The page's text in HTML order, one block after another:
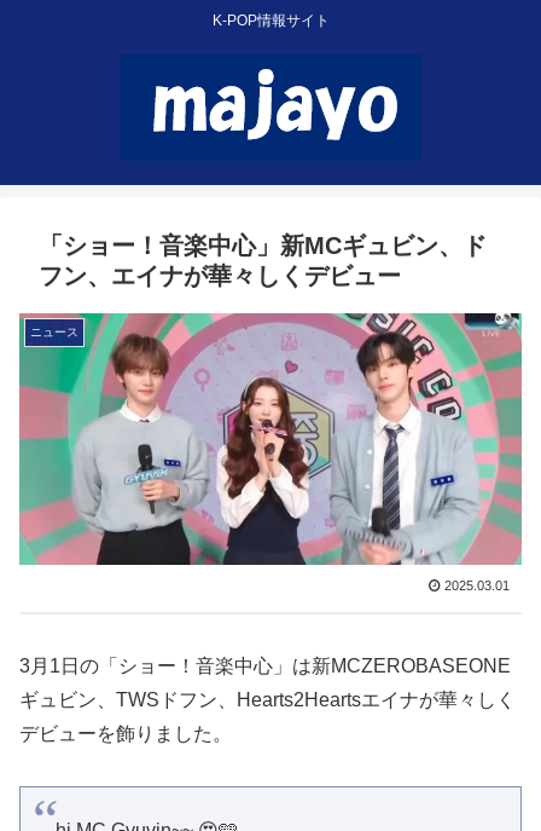
K-POP情報サイト
「ショー！音楽中心」新MCギュビン、ド
フン、エイナが華々しくデビュー
ニュース
2025.03.01
3月1日の「ショー！音楽中心」は新MCZEROBASEONE
ギュビン、TWSドフン、Hearts2Heartsエイナが華々しく
デビューを飾りました。